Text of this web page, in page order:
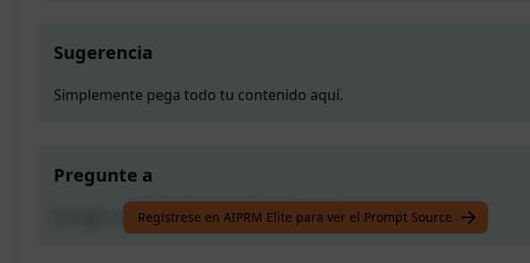
Sugerencia
Simplemente pega todo tu contenido aquí.
Pregunte a
El mejor reescritor de contenido en AIPRM.
Regístrese en AIPRM Elite para ver el Prompt Source